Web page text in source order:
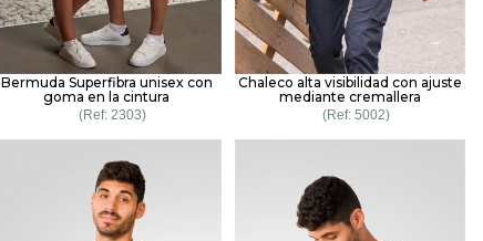
Bermuda Superfibra unisex con
goma en la cintura
2303
Chaleco alta visibilidad con ajuste
mediante cremallera
5002